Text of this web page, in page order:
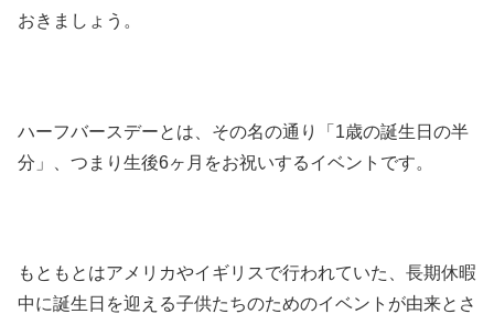
おきましょう。
ハーフバースデーとは、その名の通り「1歳の誕生日の半
分」、つまり生後6ヶ月をお祝いするイベントです。
もともとはアメリカやイギリスで行われていた、長期休暇
中に誕生日を迎える子供たちのためのイベントが由来とさ